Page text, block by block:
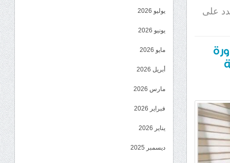
على يوليو 2026
يونيو 2026
مايو 2026
أبريل 2026
مارس 2026
فبراير 2026
يناير 2026
ديسمبر 2025